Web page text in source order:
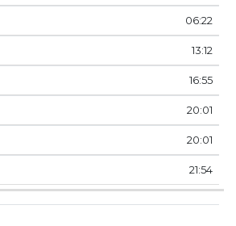
06:22
13:12
16:55
20:01
20:01
21:54